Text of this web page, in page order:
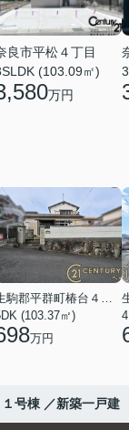
良市平松４丁目
(103.09㎡)
万円
生駒郡平群町椿台４丁目
(103.37㎡)
万円
号棟 ／新築一戸建